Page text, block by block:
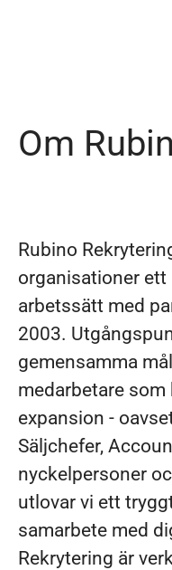
Om
Rubino
organisationer
arbetssätt med
2003.
gemensamma
medarbetare
expansion -
Säljchefer,
nyckelpersoner
utlovar vi ett
samarbete med
Rekrytering är